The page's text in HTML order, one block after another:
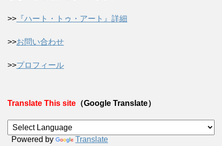
>> 『ハート・トゥ・アート』詳細
>>お問い合わせ
>>プロフィール
Translate This site （Google Translate）
Powered by Translate